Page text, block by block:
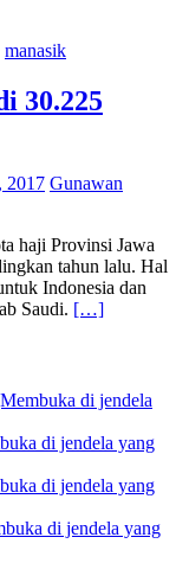
manasik
30.225
2017 Gunawan
haji Provinsi Jawa
tahun lalu. Hal
Indonesia dan
Saudi. […]
di jendela
di jendela yang
di jendela yang
di jendela yang